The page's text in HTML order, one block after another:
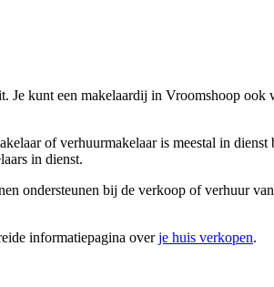
kunt een makelaardij in Vroomshoop ook
of verhuurmakelaar is meestal in
in dienst.
ondersteunen bij de verkoop of verhuur
informatiepagina overje huis verkopen.